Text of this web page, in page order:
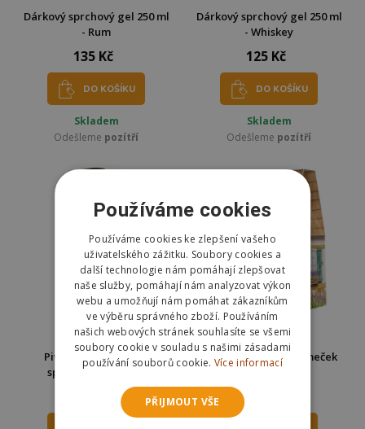
Dárkový sprchový gel 250 ml
- Rum
135 Kč
DO KOŠÍKU
Skladem
Odešleme pozítří
Dárkový sprchový gel 250 ml
- Whiskey
125 Kč
DO KOŠÍKU
Skladem
Odešleme pozítří
Pivní lázeň Pivrnec -
sprchový gel 250ml
Sprchový gel 3v1 Domeček
Používáme cookies
Používáme cookies ke zlepšení vašeho
uživatelského zážitku. Soubory cookies a
další technologie nám pomáhají zlepšovat
naše služby, pomáhají nám analyzovat výkon
webu a umožňují nám pomáhat zákazníkům
ve výběru správného zboží. Používáním
našich webových stránek souhlasíte se všemi
soubory cookie v souladu s našimi zásadami
používání souborů cookie. Více informací
PŘIJMOUT VŠE